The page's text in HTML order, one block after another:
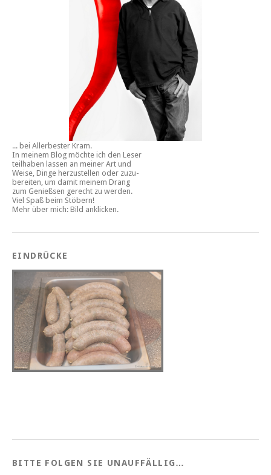
... bei Allerbester Kram.
In meinem Blog möchte ich den Leser
teilhaben lassen an meiner Art und
Weise, Dinge herzustellen oder zuzu-
bereiten, um damit meinem Drang
zum Genießsen gerecht zu werden.
Viel Spaß beim Stöbern!
Mehr über mich: Bild anklicken.
EINDRÜCKE
BITTE FOLGEN SIE UNAUFFÄLLIG…